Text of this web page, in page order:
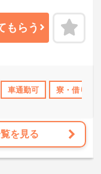
日勤のみ 年間休日110日
合わせください。さ
もらう
車通勤可 寮・借り上
を見る